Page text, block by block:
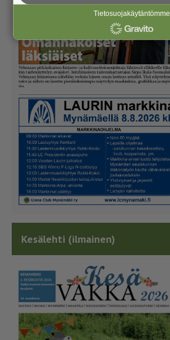
Kesälehti (ilmainen)
Tietosuojakäytäntömme